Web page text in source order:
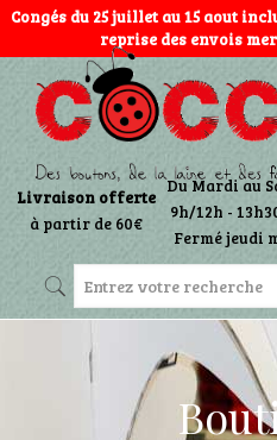
Congés du 25 juillet au 15 aout
reprise des envois
Livraison offerte
à partir de 60€
Du Mardi au
9h/12h -
Fermé jeudi